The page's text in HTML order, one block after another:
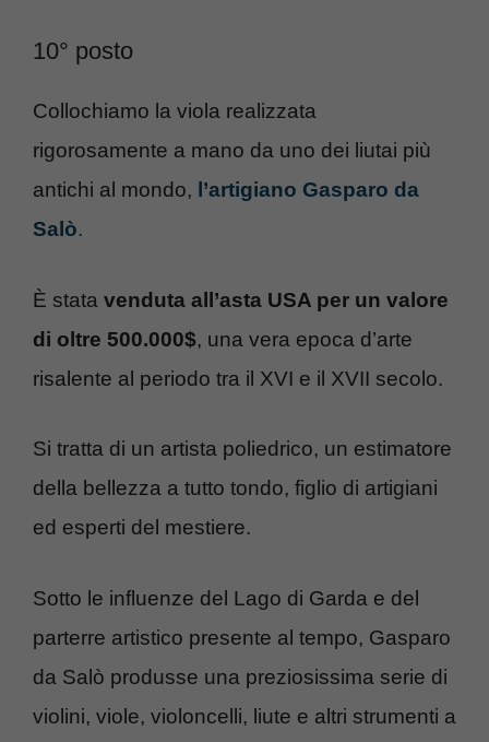
10° posto
Collochiamo la viola realizzata
rigorosamente a mano da uno dei liutai più
antichi al mondo, l’artigiano Gasparo da
Salò.
È stata venduta all’asta USA per un valore
di oltre 500.000$, una vera epoca d’arte
risalente al periodo tra il XVI e il XVII secolo.
Si tratta di un artista poliedrico, un estimatore
della bellezza a tutto tondo, figlio di artigiani
ed esperti del mestiere.
Sotto le influenze del Lago di Garda e del
parterre artistico presente al tempo, Gasparo
da Salò produsse una preziosissima serie di
violini, viole, violoncelli, liute e altri strumenti a